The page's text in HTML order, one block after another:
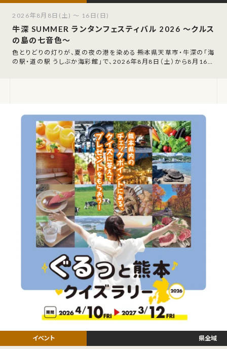
牛深 SUMMER ランタンフェスティバル 2026 ～クルス
の島の七音色～
色とりどりの灯りが、夏の夜の港を染める――熊本県天草市・牛深の「海
の駅・道の駅 うしぶか海彩館」で、2026年8月8日（土）から8月16日
2026年8月8日(土) ～ 16日(日)
県全域